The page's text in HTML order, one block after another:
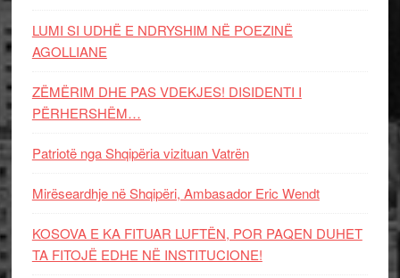
LUMI SI UDHË E NDRYSHIM NË POEZINË
AGOLLIANE
ZËMËRIM DHE PAS VDEKJES! DISIDENTI I
PËRHERSHËM…
Patriotë nga Shqipëria vizituan Vatrën
Mirëseardhje në Shqipëri, Ambasador Eric Wendt
KOSOVA E KA FITUAR LUFTËN, POR PAQEN DUHET
TA FITOJË EDHE NË INSTITUCIONE!